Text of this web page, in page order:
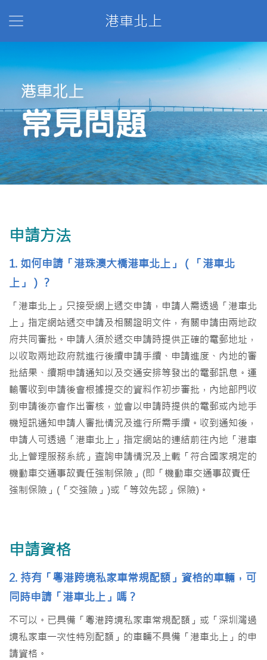
港車北上
申請方法
1. 如何申請「港珠澳大橋港車北上」（「港車北
上」）？
「港車北上」只接受網上遞交申請，申請人需透過「港車北
上」指定網站遞交申請及相關證明文件，有關申請由兩地政
府共同審批。申請人須於遞交申請時提供正確的電郵地址，
以收取兩地政府就進行後續申請手續、申請進度、內地的審
批結果、續期申請通知以及交通安排等發出的電郵訊息。運
輸署收到申請後會根據提交的資料作初步審批，內地部門收
到申請後亦會作出審核，並會以申請時提供的電郵或內地手
機短訊通知申請人審批情況及進行所需手續。收到通知後，
申請人可透過「港車北上」指定網站的連結前往內地「港車
北上管理服務系統」查詢申請情況及上載「符合國家規定的
機動車交通事故責任強制保險」(即「機動車交通事故責任
強制保險」(「交強險」)或「等效先認」保險)。
申請資格
2. 持有「粵港跨境私家車常規配額」資格的車輛，可
同時申請「港車北上」嗎？
不可以。已具備「粵港跨境私家車常規配額」或「深圳灣過
境私家車一次性特別配額」的車輛不具備「港車北上」的申
請資格。